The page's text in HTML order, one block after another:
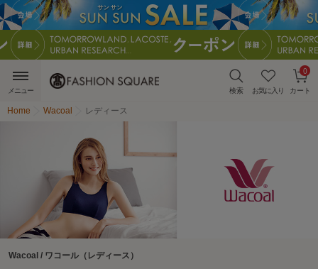
検索 お気に入り カート
0
メニュー
Home Wacoal レディース
Wacoal / ワコール（レディース）